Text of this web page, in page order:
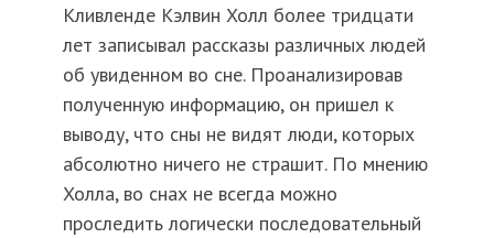
Кливленде Кэлвин Холл более тридцати
лет записывал рассказы различных людей
об увиденном во сне. Проанализировав
полученную информацию, он пришел к
выводу, что сны не видят люди, которых
абсолютно ничего не страшит. По мнению
Холла, во снах не всегда можно
проследить логически последовательный